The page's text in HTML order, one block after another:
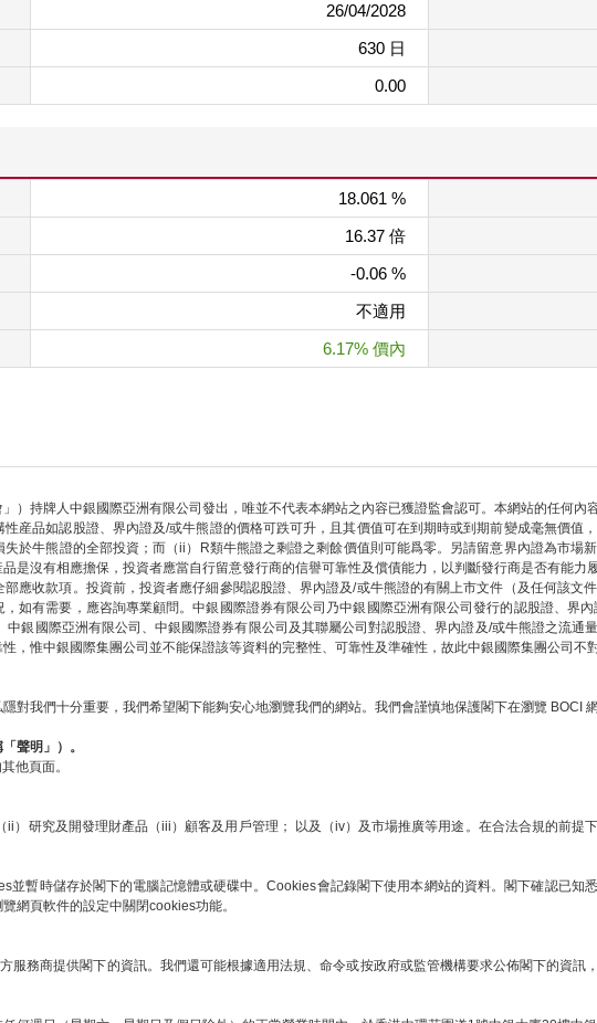
26/04/2028
630 日
0.00
18.061 %
16.37 倍
-0.06 %
不適用
6.17% 價內
）持牌人中銀國際亞洲有限公司發出，唯並不代表本網站之內容已獲證監會認可。本網站的任何內
産品如認股證、界內證及/或牛熊證的價格可跌可升，且其價值可在到期時或到期前變成毫無價值
於牛熊證的全部投資；而（ii）R類牛熊證之剩證之剩餘價值則可能爲零。另請留意界內證為市場
是沒有相應擔保，投資者應當自行留意發行商的信譽可靠性及償債能力，以判斷發行商是否有能
應收款項。投資前，投資者應仔細參閱認股證、界內證及/或牛熊證的有關上市文件（及任何該文
如有需要，應咨詢專業顧問。中銀國際證券有限公司乃中銀國際亞洲有限公司發行的認股證、界
銀國際亞洲有限公司、中銀國際證券有限公司及其聯屬公司對認股證、界內證及/或牛熊證之流通
，惟中銀國際集團公司並不能保證該等資料的完整性、可靠性及準確性，故此中銀國際集團公司不
對我們十分重要，我們希望閣下能夠安心地瀏覽我們的網站。我們會謹慎地保護閣下在瀏覽 BOCI
聲明」）。
他頁面。
）研究及開發理財產品（iii）顧客及用戶管理； 以及（iv）及市場推廣等用途。在合法合規的前提
並暫時儲存於閣下的電腦記憶體或硬碟中。Cookies會記錄閣下使用本網站的資料。閣下確認已
網頁軟件的設定中關閉cookies功能。
服務商提供閣下的資訊。我們還可能根據適用法規、命令或按政府或監管機構要求公佈閣下的資